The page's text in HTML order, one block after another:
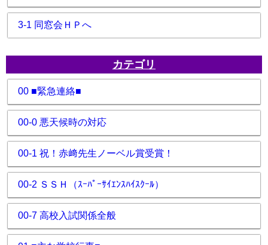
3-1 同窓会ＨＰへ
カテゴリ
00 ■緊急連絡■
00-0 悪天候時の対応
00-1 祝！赤﨑先生ノーベル賞受賞！
00-2 ＳＳＨ（ｽｰﾊﾟｰｻｲｴﾝｽﾊｲｽｸｰﾙ）
00-7 高校入試関係全般